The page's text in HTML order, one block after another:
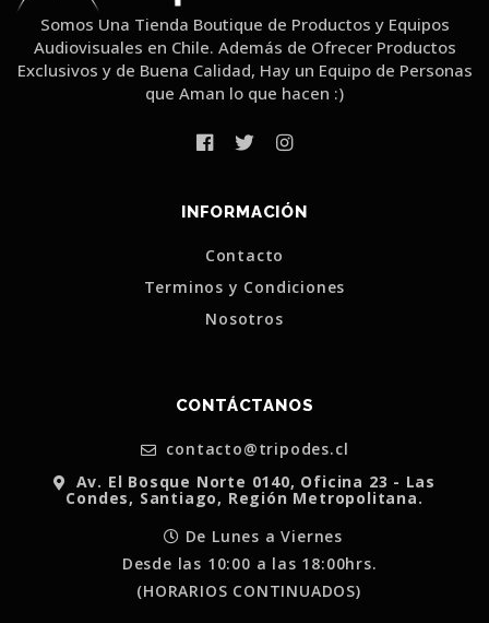
Somos Una Tienda Boutique de Productos y Equipos
Audiovisuales en Chile. Además de Ofrecer Productos
Exclusivos y de Buena Calidad, Hay un Equipo de Personas
que Aman lo que hacen :)
INFORMACIÓN
Contacto
Terminos y Condiciones
Nosotros
CONTÁCTANOS
contacto@tripodes.cl
Av. El Bosque Norte 0140, Oficina 23 - Las
Condes, Santiago, Región Metropolitana.
De Lunes a Viernes
Desde las 10:00 a las 18:00hrs.
(HORARIOS CONTINUADOS)